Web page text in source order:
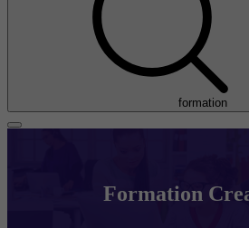
formation
Formation